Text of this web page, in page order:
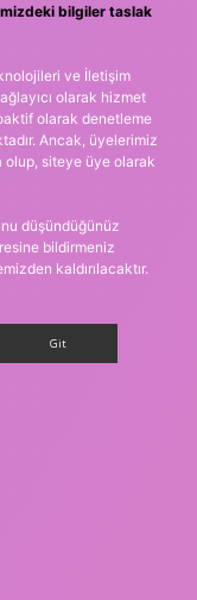
bilgiler taslak
ve İletişim
olarak hizmet
olarak denetleme
Ancak, üyelerimiz
olup, siteye üye olarak
düşündüğünüz
bildirmeniz
kaldırılacaktır.